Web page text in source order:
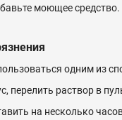
моющее
одним из
перелить раствор в
на несколько